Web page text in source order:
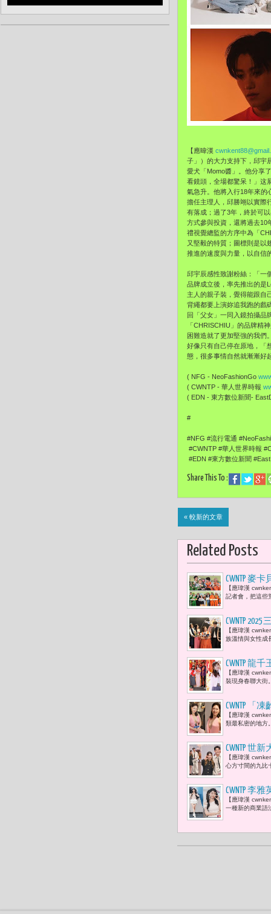
【應暐漢
子」）的大力支持下， 邱宇
愛犬「Momo醬」。 他分享
看鏡頭，全場都驚呆！」 这
氣急升。 他將入行18年來的
擔任主理人，邱勝翊以實際
有落成；過了3年， 終於可
方式參與投資， 還將過去10
禮視覺總監的方序中為「
又堅毅的特質； 圖標則是以
推進的速度與力量，以自信
邱宇辰感性致謝粉絲：「一
品牌成立後，率先推出的是
主人的親子裝， 覺得能跟自
背繩都要上演妳追我跑的戲
回「父女」一同入鏡拍攝品
「CHRISCHIU」的品牌精
困難造就了更加堅強的我們
好像只有自己停在原地，「
態， 很多事情自然就漸漸好
( NFG - NeoFashionGo
( CWNTP - 華人世界時報
( EDN - 東方數位新聞-
#
#NFG #流行電通
#CWNTP #華人世界時報
#EDN #東方數位新聞
Share This To :
« 較新的文章
Related Posts
CWNTP 麥
「三代同
【應瑋漢
記者會，把這些
CWNTP
培》三部
【應瑋漢
族溫情與女性成
CWNTP 龍
楊哲與陳
【應瑋漢
裝現身春聯大街
CWNTP 「
革命，
【應瑋漢
類最私密的地方
CWNTP 世
1. 采子：
【應瑋漢
心方寸間的九比
CWNTP 李
數，而是
【應瑋漢
一種新的商業語